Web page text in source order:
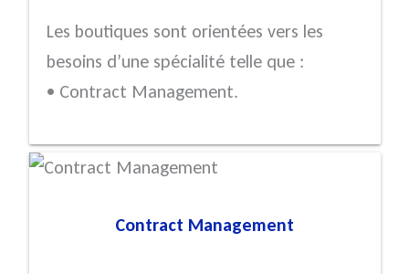
Les boutiques sont orientées vers les
besoins d’une spécialité telle que :
• Contract Management.
Contract Management